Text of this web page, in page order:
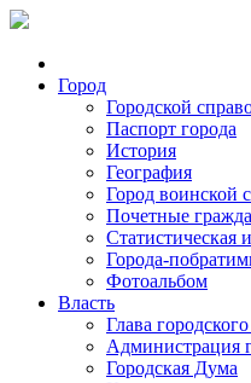
Город
Городской
Паспорт города
История
География
Город воинской
Почетные
Статистическая
Города-
Фотоальбом
Власть
Глава
Администрация
Городская Дума